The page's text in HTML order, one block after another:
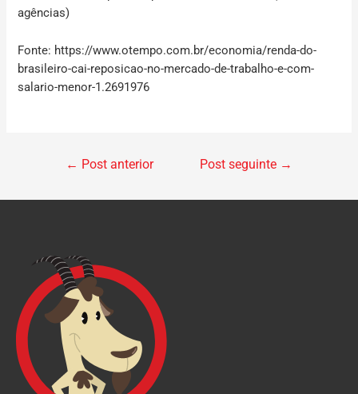
agências)
Fonte: https://www.otempo.com.br/economia/renda-do-
brasileiro-cai-reposicao-no-mercado-de-trabalho-e-com-
salario-menor-1.2691976
← Post anterior Post seguinte →